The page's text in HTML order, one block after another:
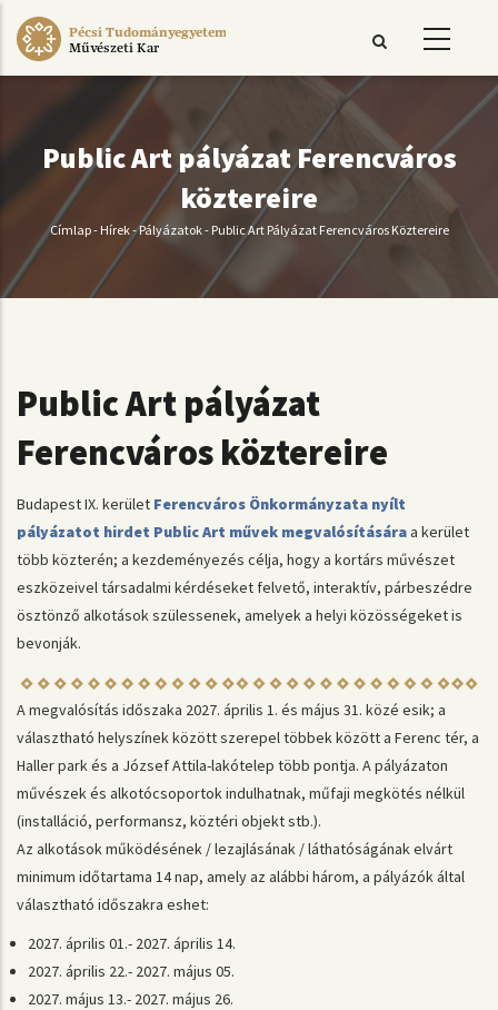
Ugrás
Pécsi Tudományegyetem
Művészeti Kar
Public Art pályázat Ferencváros
köztereire
Morzsa
Címlap- Hírek-Pályázatok- Public Art Pályázat Ferencváros Köztereire
Public Art pályázat
Ferencváros köztereire
Budapest IX. kerület Ferencváros Önkormányzata nyílt
pályázatot hirdet Public Art művek megvalósítására a kerület
több közterén; a kezdeményezés célja, hogy a kortárs művészet
eszközeivel társadalmi kérdéseket felvető, interaktív, párbeszédre
ösztönző alkotások szülessenek, amelyek a helyi közösségeket is
bevonják.
A megvalósítás időszaka 2027. április 1. és május 31. közé esik; a
választható helyszínek között szerepel többek között a Ferenc tér, a
Haller park és a József Attila-lakótelep több pontja. A pályázaton
művészek és alkotócsoportok indulhatnak, műfaji megkötés nélkül
(installáció, performansz, köztéri objekt stb.).
Az alkotások működésének / lezajlásának / láthatóságának elvárt
minimum időtartama 14 nap, amely az alábbi három, a pályázók által
választható időszakra eshet:
2027. április 01.- 2027. április 14.
2027. április 22.- 2027. május 05.
2027. május 13.- 2027. május 26.